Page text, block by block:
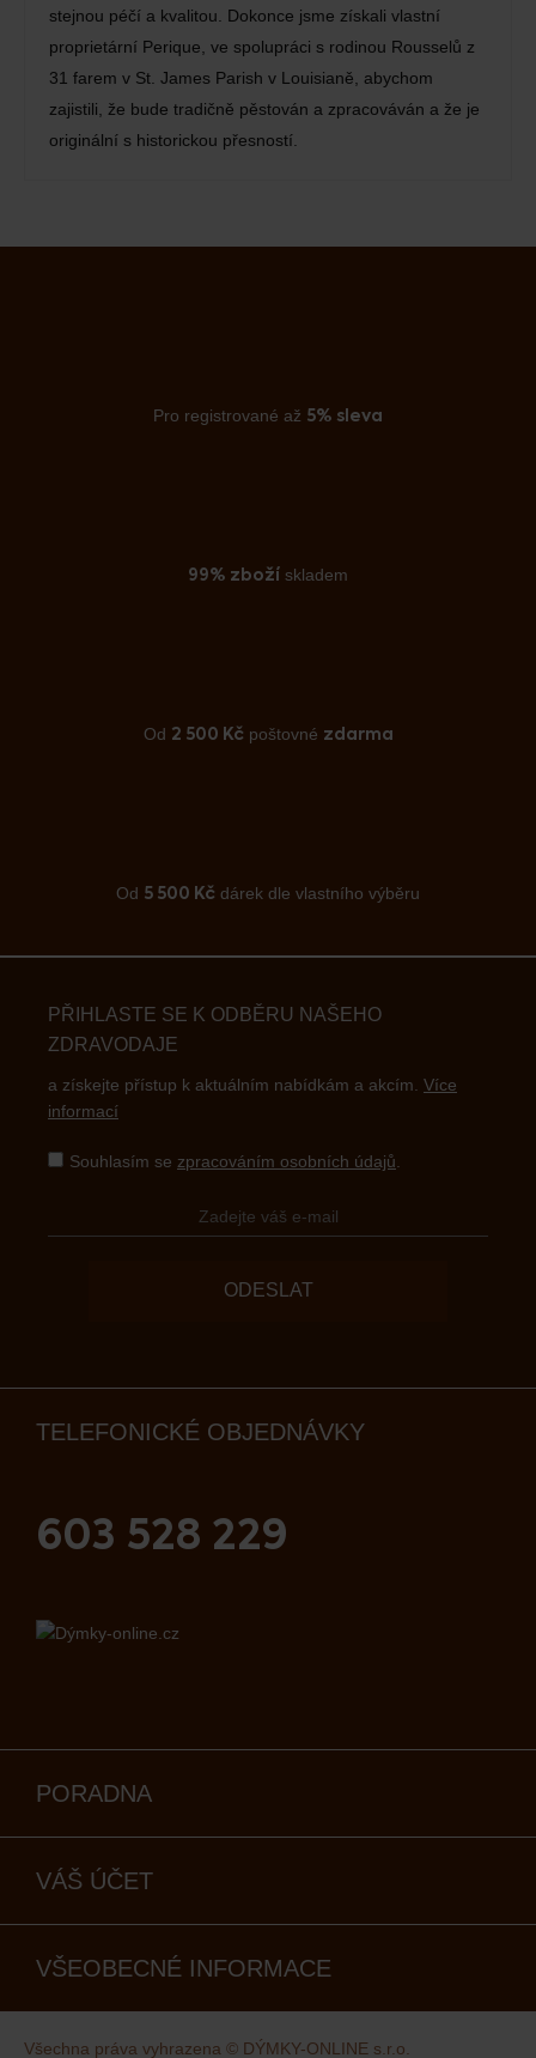
stejnou péčí a kvalitou. Dokonce jsme získali vlastní
proprietární Perique, ve spolupráci s rodinou Rousselů z
31 farem v St. James Parish v Louisianě, abychom
zajistili, že bude tradičně pěstován a zpracováván a že je
originální s historickou přesností.
Pro registrované až 5% sleva
99% zboží skladem
Od 2 500 Kč poštovné zdarma
Od 5 500 Kč dárek dle vlastního výběru
PŘIHLASTE SE K ODBĚRU NAŠEHO
ZDRAVODAJE
a získejte přístup k aktuálním nabídkám a akcím. Více
informací
Souhlasím se zpracováním osobních údajů.
ODESLAT
TELEFONICKÉ OBJEDNÁVKY
603 528 229
PORADNA
VÁŠ ÚČET
VŠEOBECNÉ INFORMACE
Všechna práva vyhrazena © DÝMKY-ONLINE s.r.o.